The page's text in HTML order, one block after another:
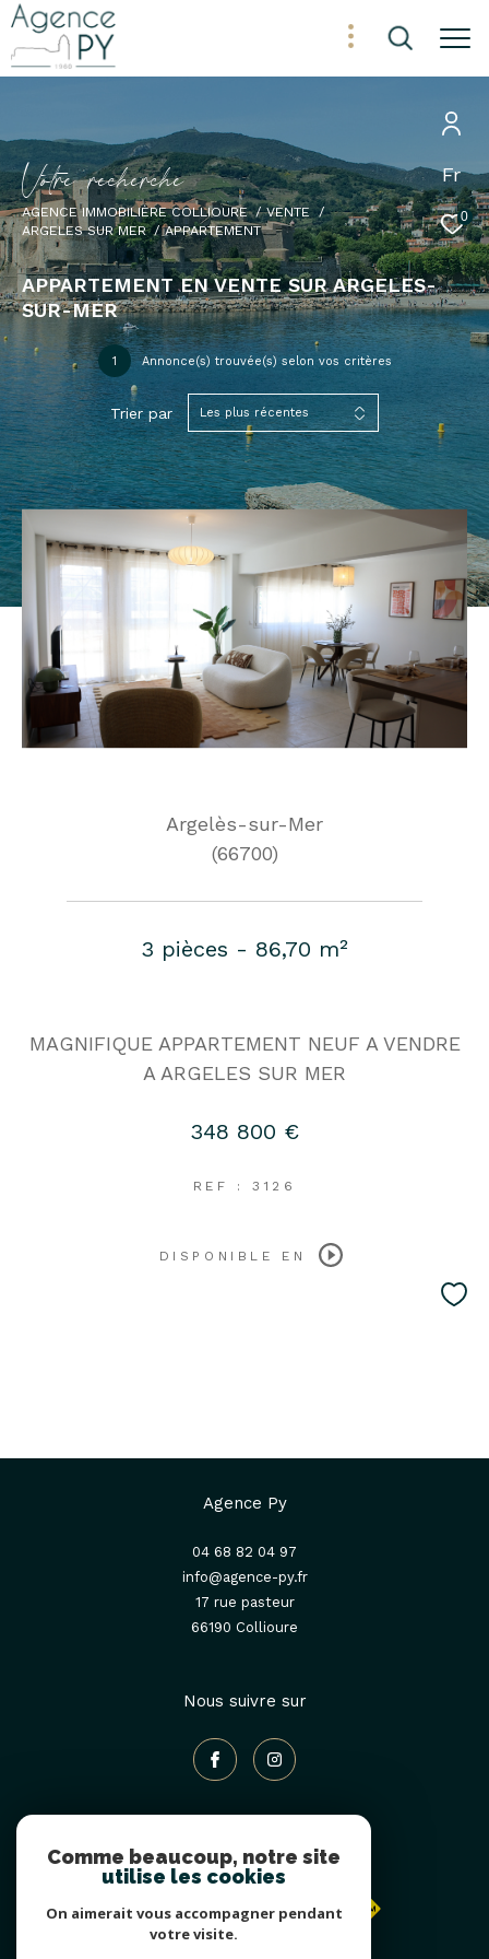
Fr
0
Votre recherche
AGENCE IMMOBILIÈRE COLLIOURE
VENTE
ARGELES SUR MER
APPARTEMENT
APPARTEMENT EN VENTE SUR ARGELES-
SUR-MER
1 Annonce(s) trouvée(s) selon vos critères
Trier par Les plus récentes
Argelès-sur-Mer
(66700)
3 pièces - 86,70 m²
MAGNIFIQUE APPARTEMENT NEUF A VENDRE
A ARGELES SUR MER
348 800 €
REF : 3126
DISPONIBLE EN
Agence Py
04 68 82 04 97
info@agence-py.fr
17 rue pasteur
66190
collioure
Nous suivre sur
Adhérents
Comme beaucoup, notre site
utilise les cookies
On aimerait vous accompagner pendant
votre visite.